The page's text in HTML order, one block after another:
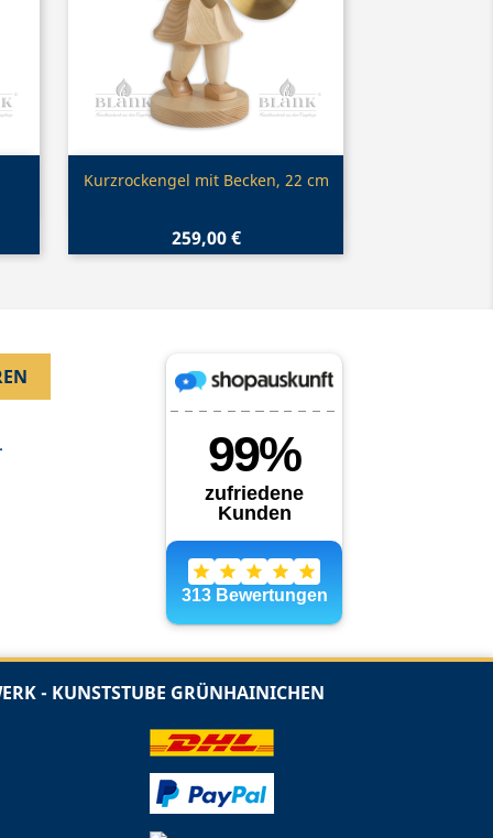
Vorschau
Kurzrockengel mit Becken, 22 cm
259,00 €
- KUNSTSTUBE GRÜNHAINICHEN